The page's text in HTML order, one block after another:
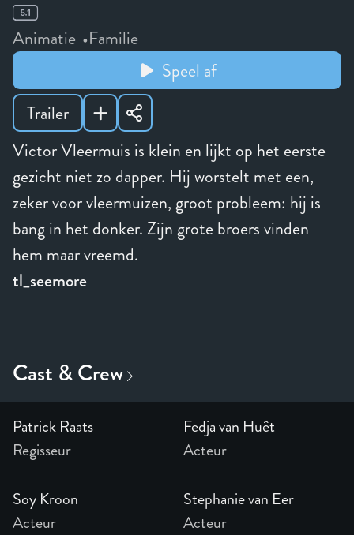
Victor Vleermuis is klein en lijkt op het eerste
gezicht niet zo dapper. Hij worstelt met een,
zeker voor vleermuizen, groot probleem: hij is
bang in het donker. Zijn grote broers vinden
hem maar vreemd.
tl_seemore
Animatie
Familie
Speel af
Trailer
Patrick Raats
Regisseur
Fedja van Huêt
Acteur
Soy Kroon
Acteur
Stephanie van Eer
Acteur